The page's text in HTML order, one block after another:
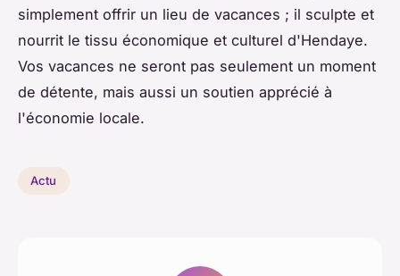
simplement offrir un lieu de vacances ; il sculpte et
nourrit le tissu économique et culturel d'Hendaye.
Vos vacances ne seront pas seulement un moment
de détente, mais aussi un soutien apprécié à
l'économie locale.
Actu